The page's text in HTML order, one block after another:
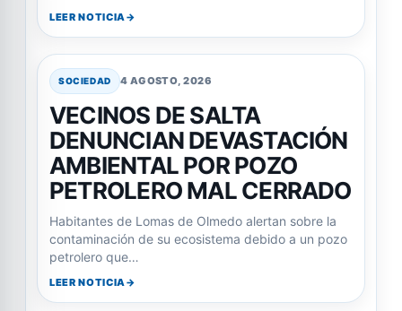
LEER NOTICIA
SOCIEDAD 4 AGOSTO, 2026
VECINOS DE SALTA
DENUNCIAN DEVASTACIÓN
AMBIENTAL POR POZO
PETROLERO MAL CERRADO
Habitantes de Lomas de Olmedo alertan sobre la
contaminación de su ecosistema debido a un pozo
petrolero que…
LEER NOTICIA